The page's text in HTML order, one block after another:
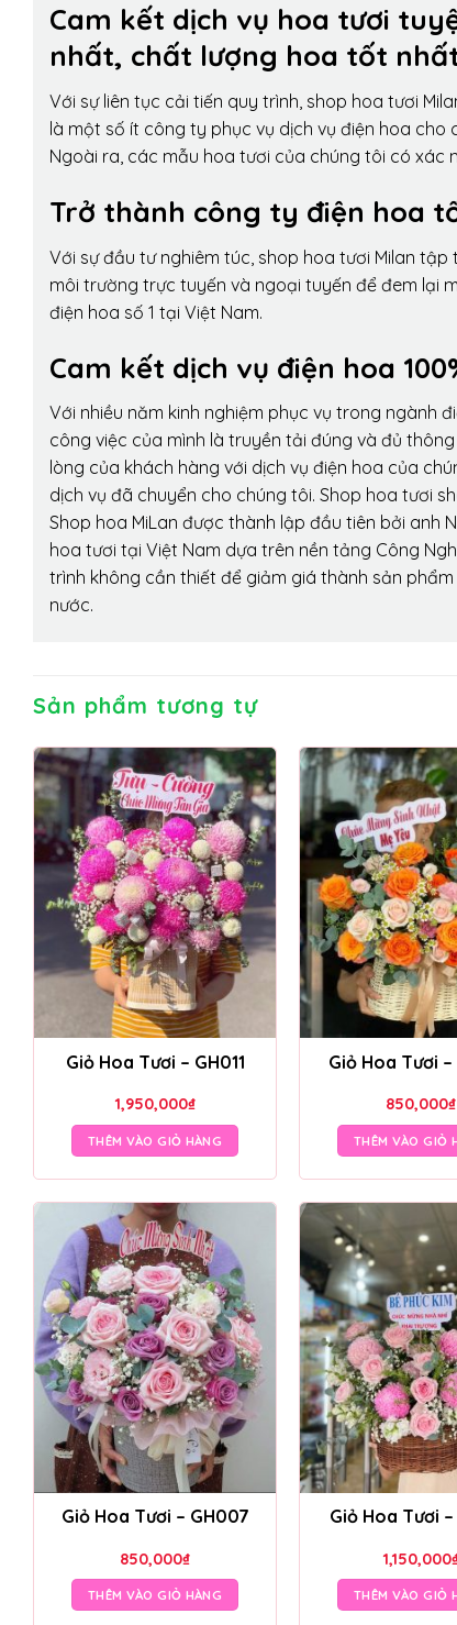
Cam kết dịch vụ hoa tươi
nhất, chất lượng hoa tốt
Với sự liên tục cải tiến quy trình, shop hoa tươi
là một số ít công ty phục vụ dịch vụ điện hoa
Ngoài ra, các mẫu hoa tươi của chúng tôi có xác
Trở thành công ty điện hoa
Với sự đầu tư nghiêm túc, shop hoa tươi Milan
môi trường trực tuyến và ngoại tuyến để đem lại
điện hoa số 1 tại Việt Nam.
Cam kết dịch vụ điện hoa
Với nhiều năm kinh nghiệm phục vụ trong ngành
công việc của mình là truyền tải đúng và đủ
lòng của khách hàng với dịch vụ điện hoa của
dịch vụ đã chuyển cho chúng tôi. Shop hoa tươi
Shop hoa MiLan được thành lập đầu tiên bởi anh
hoa tươi tại Việt Nam dựa trên nền tảng Công
trình không cần thiết để giảm giá thành sản
nước.
Sản phẩm tương tự
Giỏ Hoa Tươi – GH011
1,950,000₫
THÊM VÀO GIỎ HÀNG
Giỏ Hoa Tươi –
850,000₫
THÊM VÀO GIỎ
Giỏ Hoa Tươi – GH007
850,000₫
THÊM VÀO GIỎ HÀNG
Giỏ Hoa Tươi –
1,150,000
THÊM VÀO GIỎ